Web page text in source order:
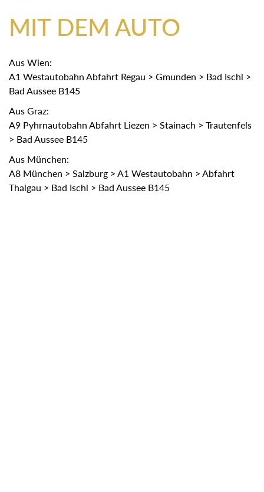
MIT DEM AUTO
Aus Wien:
A1 Westautobahn Abfahrt Regau > Gmunden > Bad Ischl >
Bad Aussee B145
Aus Graz:
A9 Pyhrnautobahn Abfahrt Liezen > Stainach > Trautenfels
> Bad Aussee B145
Aus München:
A8 München > Salzburg > A1 Westautobahn > Abfahrt
Thalgau > Bad Ischl > Bad Aussee B145